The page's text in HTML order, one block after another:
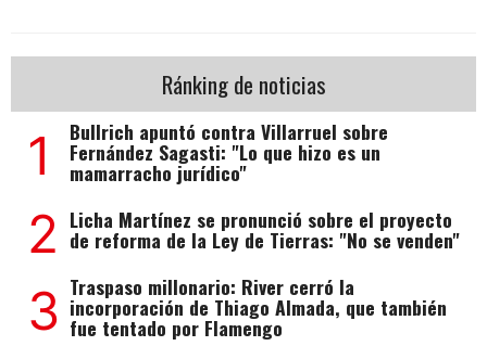
Ránking de noticias
1 Bullrich apuntó contra Villarruel sobre
Fernández Sagasti: "Lo que hizo es un
mamarracho jurídico"
2 Licha Martínez se pronunció sobre el proyecto
de reforma de la Ley de Tierras: "No se venden"
3 Traspaso millonario: River cerró la
incorporación de Thiago Almada, que también
fue tentado por Flamengo